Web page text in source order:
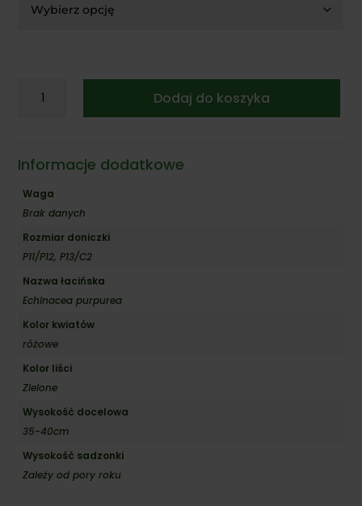
Jeżówka
Imp.'
Dodaj do koszyka
Informacje dodatkowe
Waga
Brak danych
Rozmiar doniczki
P11/P12, P13/C2
Nazwa łacińska
Echinacea purpurea
Kolor kwiatów
różowe
Kolor liści
Zielone
Wysokość docelowa
35-40cm
Wysokość sadzonki
Zależy od pory roku